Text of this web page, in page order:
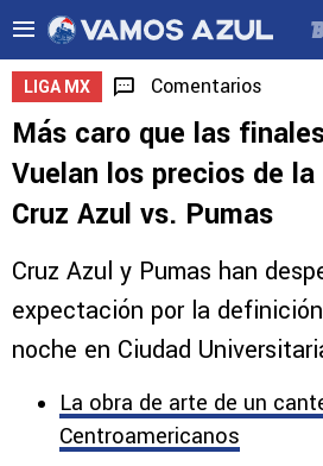
LIGA MX Comentarios
Más caro que las
Vuelan los precios de
Cruz Azul vs. Pumas
Cruz Azul y Pumas han
expectación por la
noche en Ciudad
La obra de arte de un
Centroamericanos